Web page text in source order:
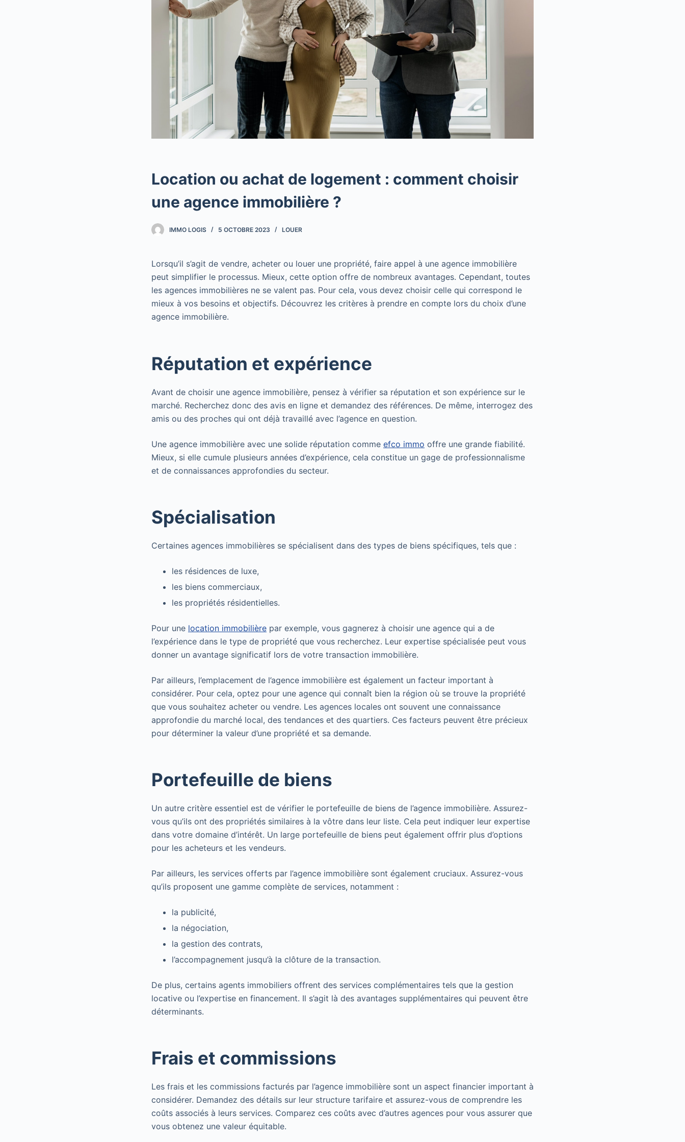
Location ou achat de logement : comment choisir
une agence immobilière ?
IMMO LOGIS 5 OCTOBRE 2023 LOUER
Lorsqu’il s’agit de vendre, acheter ou louer une propriété, faire appel à une agence immobilière
peut simplifier le processus. Mieux, cette option offre de nombreux avantages. Cependant, toutes
les agences immobilières ne se valent pas. Pour cela, vous devez choisir celle qui correspond le
mieux à vos besoins et objectifs. Découvrez les critères à prendre en compte lors du choix d’une
agence immobilière.
Réputation et expérience
Avant de choisir une agence immobilière, pensez à vérifier sa réputation et son expérience sur le
marché. Recherchez donc des avis en ligne et demandez des références. De même, interrogez des
amis ou des proches qui ont déjà travaillé avec l’agence en question.
Une agence immobilière avec une solide réputation comme efco immo offre une grande fiabilité.
Mieux, si elle cumule plusieurs années d’expérience, cela constitue un gage de professionnalisme
et de connaissances approfondies du secteur.
Spécialisation
Certaines agences immobilières se spécialisent dans des types de biens spécifiques, tels que :
les résidences de luxe,
les biens commerciaux,
les propriétés résidentielles.
Pour une location immobilière par exemple, vous gagnerez à choisir une agence qui a de
l’expérience dans le type de propriété que vous recherchez. Leur expertise spécialisée peut vous
donner un avantage significatif lors de votre transaction immobilière.
Par ailleurs, l’emplacement de l’agence immobilière est également un facteur important à
considérer. Pour cela, optez pour une agence qui connaît bien la région où se trouve la propriété
que vous souhaitez acheter ou vendre. Les agences locales ont souvent une connaissance
approfondie du marché local, des tendances et des quartiers. Ces facteurs peuvent être précieux
pour déterminer la valeur d’une propriété et sa demande.
Portefeuille de biens
Un autre critère essentiel est de vérifier le portefeuille de biens de l’agence immobilière. Assurez-
vous qu’ils ont des propriétés similaires à la vôtre dans leur liste. Cela peut indiquer leur expertise
dans votre domaine d’intérêt. Un large portefeuille de biens peut également offrir plus d’options
pour les acheteurs et les vendeurs.
Par ailleurs, les services offerts par l’agence immobilière sont également cruciaux. Assurez-vous
qu’ils proposent une gamme complète de services, notamment :
la publicité,
la négociation,
la gestion des contrats,
l’accompagnement jusqu’à la clôture de la transaction.
De plus, certains agents immobiliers offrent des services complémentaires tels que la gestion
locative ou l’expertise en financement. Il s’agit là des avantages supplémentaires qui peuvent être
déterminants.
Frais et commissions
Les frais et les commissions facturés par l’agence immobilière sont un aspect financier important à
considérer. Demandez des détails sur leur structure tarifaire et assurez-vous de comprendre les
coûts associés à leurs services. Comparez ces coûts avec d’autres agences pour vous assurer que
vous obtenez une valeur équitable.